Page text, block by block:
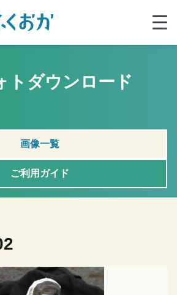
トダウンロード
画像一覧
ご利用ガイド